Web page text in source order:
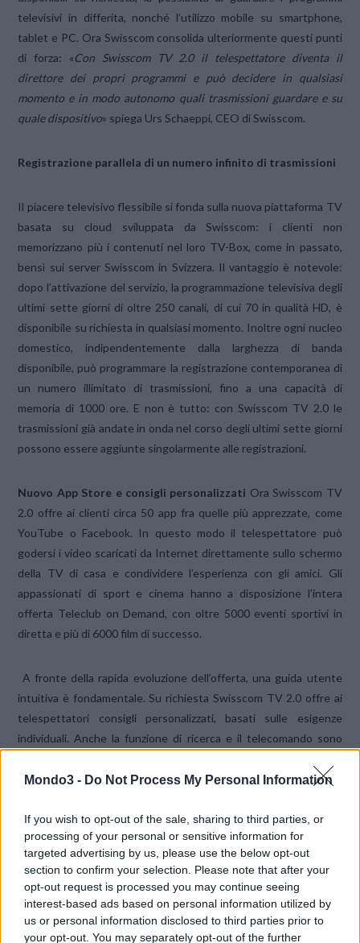
Mondo3 - Do Not Process My Personal Information
If you wish to opt-out of the sale, sharing to third parties, or
processing of your personal or sensitive information for
targeted advertising by us, please use the below opt-out
section to confirm your selection. Please note that after your
opt-out request is processed you may continue seeing
interest-based ads based on personal information utilized by
us or personal information disclosed to third parties prior to
your opt-out. You may separately opt-out of the further
televisivi in differita, nonché l’utilizzo mobile su smartphone,
tablet e PC. Ora Swisscom consolida ulteriormente questi punti
di forza: «Con Swisscom TV 2.0 il telespettatore diventa il
direttore dei propri programmi e può decidere in qualsiasi
momento e in modo autonomo quali trasmissioni guardare e su
quale dispositivo» spiega Urs Schaeppi, CEO di Swisscom.
Registrazione parallela di un numero infinito di trasmissioni
Il piacere televisivo flessibile si fonda sulla nuova piattaforma TV
basata su cloud sviluppata da Swisscom: i clienti non
memorizzano più i contenuti nel loro TV-Box, come in passato,
bensì sui server Swisscom in Svizzera. Il vantaggio è notevole:
dopo l’attivazione del servizio, la programmazione televisiva degli
ultimi sette giorni di oltre 250 canali, di cui 70 in qualità HD, è
disponibile su richiesta in qualsiasi momento. Inoltre ogni nucleo
domestico, indipendentemente dalla larghezza di banda
disponibile, può programmare la registrazione contemporanea di
un numero illimitato di trasmissioni, fino a una capacità di
memoria di 1000 ore. E non è tutto: con Swisscom TV 2.0 le
trasmissioni già andate in onda nel corso degli ultimi sette giorni
possono essere aggiunte singolarmente alle registrazioni.
Nuovo App Store e consigli personalizzati Ora Swisscom TV
2.0 offre ai clienti circa 50 app fra quelle più apprezzate, come
YouTube o Facebook. In questo modo il telespettatore può
godersi i video scaricati da Internet direttamente sullo schermo
della TV di casa e condividere l’esperienza con gli amici. Gli
appassionati di sport e cinema hanno a disposizione l’intera
offerta Teleclub on Demand, con oltre 5000 eventi sportivi in
diretta e più di 6000 film di successo.
A fronte della rapida evoluzione dell’offerta, una guida utente
intuitiva è fondamentale. Su richiesta Swisscom TV 2.0 offre ai
telespettatori consigli personalizzati, basati sulle esigenze
individuali. Anche la funzione di ricerca e il telecomando sono
energetico si presenta con un look sobrio, in bianco e nero e,
Intrattenimento TV anche fuori casa e ovunqueGià un quinto
dei clienti Swisscom TV utilizza regolarmente l’offerta TV mobile.
Con la app Swisscom TV 2.0 e l’offerta web all’indirizzo
www.swisscom.ch/tvonline , il numero delle emittenti disponibili
quando si è fuori casa è raddoppiato: ora i clienti possono infatti